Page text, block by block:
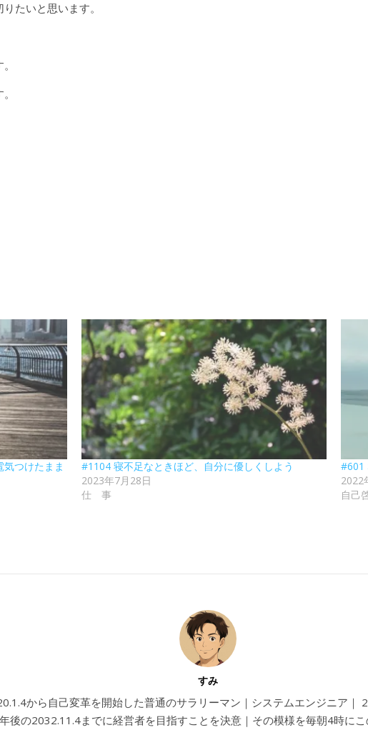
たいと思います。
つけたまま
#1104 寝不足なときほど、自分に優しくしよう
2023年7月28日
仕 事
#601
2022
自己
すみ
から自己変革を開始した普通のサラリーマン｜システムエンジニア｜
後の2032.11.4までに経営者を目指すことを決意｜その模様を毎朝4時に